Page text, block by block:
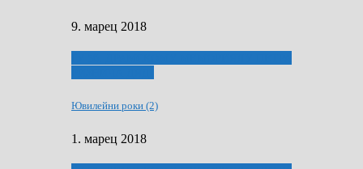
9. марец 2018
Ювилейни роки (2)
1. марец 2018